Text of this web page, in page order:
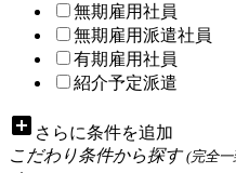
無期雇用社員
無期雇用派遣社員
有期雇用社員
紹介予定派遣
add_box さらに条件を追加
こだわり条件から探す(完全一